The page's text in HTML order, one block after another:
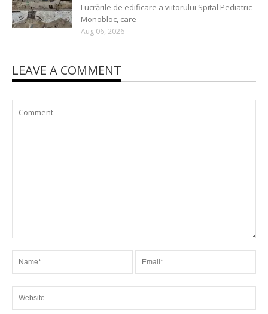
Lucrările de edificare a viitorului Spital Pediatric
Monobloc, care
Aug 06, 2026
LEAVE A COMMENT